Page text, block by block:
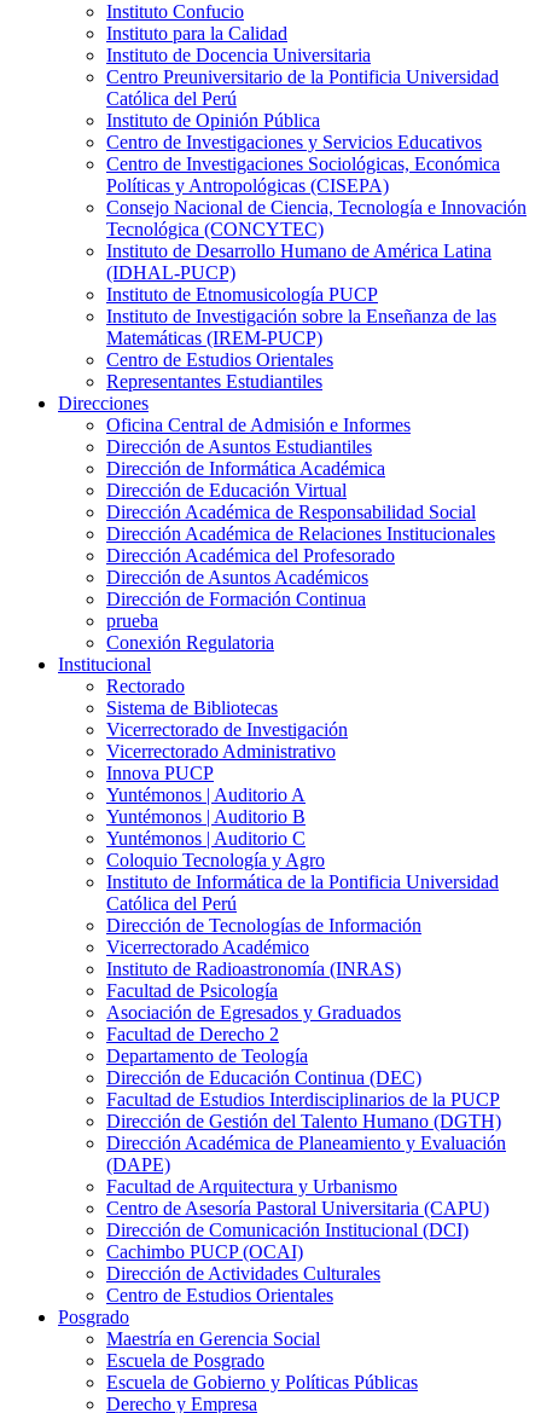
Instituto Confucio
Instituto para la Calidad
Instituto de Docencia Universitaria
Centro Preuniversitario de la Pontificia Universidad
Católica del Perú
Instituto de Opinión Pública
Centro de Investigaciones y Servicios Educativos
Centro de Investigaciones Sociológicas, Económica
Políticas y Antropológicas (CISEPA)
Consejo Nacional de Ciencia, Tecnología e Innovación
Tecnológica (CONCYTEC)
Instituto de Desarrollo Humano de América Latina
(IDHAL-PUCP)
Instituto de Etnomusicología PUCP
Instituto de Investigación sobre la Enseñanza de las
Matemáticas (IREM-PUCP)
Centro de Estudios Orientales
Representantes Estudiantiles
Direcciones
Oficina Central de Admisión e Informes
Dirección de Asuntos Estudiantiles
Dirección de Informática Académica
Dirección de Educación Virtual
Dirección Académica de Responsabilidad Social
Dirección Académica de Relaciones Institucionales
Dirección Académica del Profesorado
Dirección de Asuntos Académicos
Dirección de Formación Continua
prueba
Conexión Regulatoria
Institucional
Rectorado
Sistema de Bibliotecas
Vicerrectorado de Investigación
Vicerrectorado Administrativo
Innova PUCP
Yuntémonos | Auditorio A
Yuntémonos | Auditorio B
Yuntémonos | Auditorio C
Coloquio Tecnología y Agro
Instituto de Informática de la Pontificia Universidad
Católica del Perú
Dirección de Tecnologías de Información
Vicerrectorado Académico
Instituto de Radioastronomía (INRAS)
Facultad de Psicología
Asociación de Egresados y Graduados
Facultad de Derecho 2
Departamento de Teología
Dirección de Educación Continua (DEC)
Facultad de Estudios Interdisciplinarios de la PUCP
Dirección de Gestión del Talento Humano (DGTH)
Dirección Académica de Planeamiento y Evaluación
(DAPE)
Facultad de Arquitectura y Urbanismo
Centro de Asesoría Pastoral Universitaria (CAPU)
Dirección de Comunicación Institucional (DCI)
Cachimbo PUCP (OCAI)
Dirección de Actividades Culturales
Centro de Estudios Orientales
Posgrado
Maestría en Gerencia Social
Escuela de Posgrado
Escuela de Gobierno y Políticas Públicas
Derecho y Empresa